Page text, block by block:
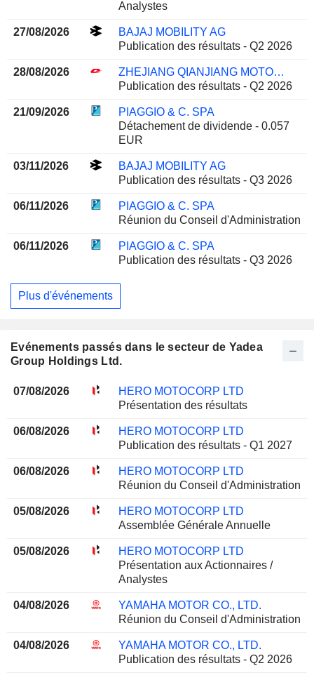
Analystes
27/08/2026
BAJAJ MOBILITY AG
Publication des résultats - Q2 2026
28/08/2026
ZHEJIANG QIANJIANG MOTORCYCLE CO., LTD.
Publication des résultats - Q2 2026
21/09/2026
PIAGGIO & C. SPA
Détachement de dividende - 0.057
EUR
03/11/2026
BAJAJ MOBILITY AG
Publication des résultats - Q3 2026
06/11/2026
PIAGGIO & C. SPA
Réunion du Conseil d'Administration
06/11/2026
PIAGGIO & C. SPA
Publication des résultats - Q3 2026
Plus d'événements
Evénements passés dans le secteur de Yadea
Group Holdings Ltd.
07/08/2026
HERO MOTOCORP LTD
Présentation des résultats
06/08/2026
HERO MOTOCORP LTD
Publication des résultats - Q1 2027
06/08/2026
HERO MOTOCORP LTD
Réunion du Conseil d'Administration
05/08/2026
HERO MOTOCORP LTD
Assemblée Générale Annuelle
05/08/2026
HERO MOTOCORP LTD
Présentation aux Actionnaires /
Analystes
04/08/2026
YAMAHA MOTOR CO., LTD.
Réunion du Conseil d'Administration
04/08/2026
YAMAHA MOTOR CO., LTD.
Publication des résultats - Q2 2026